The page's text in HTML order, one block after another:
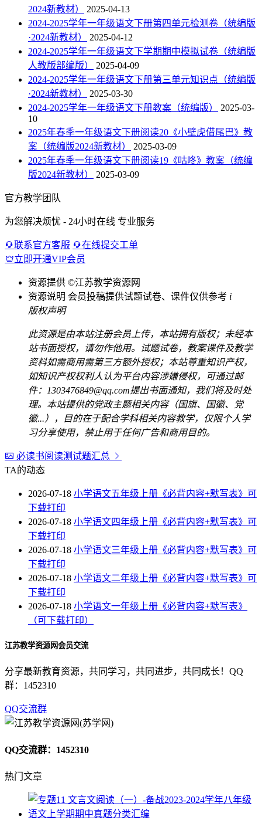
2024新教材）
2025-04-13
2024-2025学年一年级语文下册第四单元检测卷（统编版
·2024新教材）
2025-04-12
2024-2025学年一年级语文下学期期中模拟试卷（统编版
人教版部编版）
2025-04-09
2024-2025学年一年级语文下册第三单元知识点（统编版
·2024新教材）
2025-03-30
2024-2025学年一年级语文下册教案（统编版）
2025-03-
10
2025年春季一年级语文下册阅读20《小壁虎借尾巴》教
案（统编版2024新教材）
2025-03-09
2025年春季一年级语文下册阅读19《咕咚》教案（统编
版2024新教材）
2025-03-09
官方教学团队
为您解决烦忧 - 24小时在线 专业服务
联系官方客服
在线提交工单
立即开通VIP会员
资源提供 ©江苏教学资源网
资源说明 会员投稿提供试题试卷、课件仅供参考 i
版权声明
此资源是由本站注册会员上传，本站拥有版权；未经本
站书面授权，请勿作他用。试题试卷，教案课件及教学
资料如需商用需第三方额外授权；本站尊重知识产权，
如知识产权权利人认为平台内容涉嫌侵权，可通过邮
件：1303476849@qq.com提出书面通知，我们将及时处
理。本站提供的党政主题相关内容（国旗、国徽、党
徽...），目的在于配合学科相关内容教学，仅限个人学
习分享使用，禁止用于任何广告和商用目的。
必读书阅读测试题汇总
TA的动态
2026-07-18 小学语文五年级上册《必背内容+默写表》可
下载打印
2026-07-18 小学语文四年级上册《必背内容+默写表》可
下载打印
2026-07-18 小学语文三年级上册《必背内容+默写表》可
下载打印
2026-07-18 小学语文二年级上册《必背内容+默写表》可
下载打印
2026-07-18 小学语文一年级上册《必背内容+默写表》
（可下载打印）
江苏教学资源网会员交流
分享最新教育资源，共同学习，共同进步，共同成长！QQ
群：1452310
QQ交流群
QQ交流群：1452310
热门文章